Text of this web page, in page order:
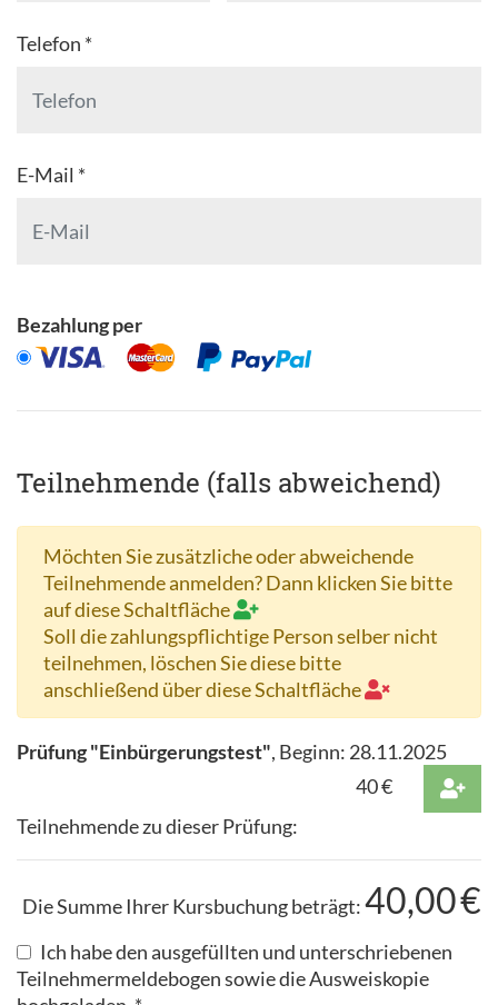
Telefon *
E-Mail *
Bezahlung per
Teilnehmende (falls abweichend)
Möchten Sie zusätzliche oder abweichende
Teilnehmende anmelden? Dann klicken Sie bitte
auf diese Schaltfläche
Soll die zahlungspflichtige Person selber nicht
teilnehmen, löschen Sie diese bitte
anschließend über diese Schaltfläche
Prüfung "Einbürgerungstest", Beginn: 28.11.2025
40€
Teilnehmende zu dieser Prüfung:
Die Summe Ihrer Kursbuchung beträgt:40,00€
Ich habe den ausgefüllten und unterschriebenen
Teilnehmermeldebogen sowie die Ausweiskopie